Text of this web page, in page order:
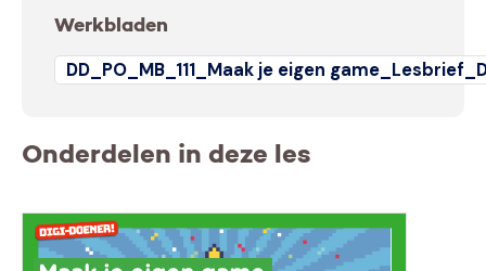
Werkbladen
DD_PO_MB_111_Maak je eigen
Onderdelen in deze les